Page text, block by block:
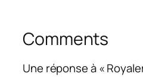
Comments
Une réponse à «